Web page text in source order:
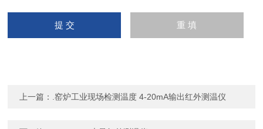
上一篇： .窑炉工业现场检测温度 4-20mA输出红外测温仪